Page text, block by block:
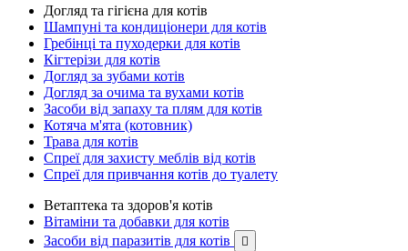
Догляд та гігієна для котів
Шампуні та кондиціонери для котів
Гребінці та пуходерки для котів
Кігтерізи для котів
Догляд за зубами котів
Догляд за очима та вухами котів
Засоби від запаху та плям для котів
Котяча м'ята (котовник)
Трава для котів
Спреї для захисту меблів від котів
Спреї для привчання котів до туалету
Ветаптека та здоров'я котів
Вітаміни та добавки для котів
Засоби від паразитів для котів
